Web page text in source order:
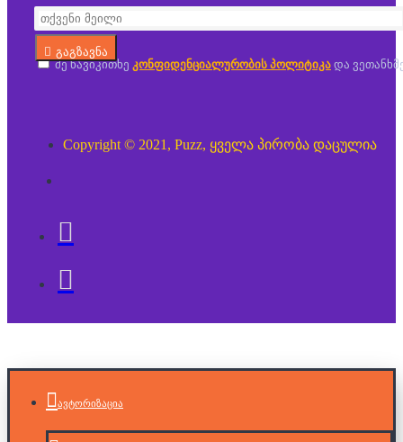
გაგზავნა
მე წავიკითხე კონფიდენციალურობის პოლიტიკა და
Copyright © 2021, Puzz, ყველა პირობა დაცულია
ავტორიზაცია